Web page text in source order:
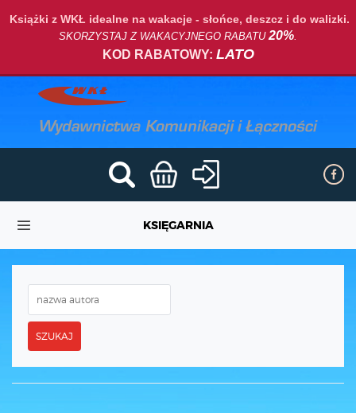
Książki z WKŁ idealne na wakacje - słońce, deszcz i do walizki.
SKORZYSTAJ Z WAKACYJNEGO RABATU20%.
KOD RABATOWY: LATO
KSIĘGARNIA
SZUKAJ